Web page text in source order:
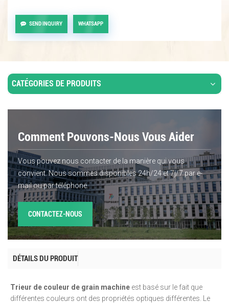
SEND INQUIRY WHATSAPP
CATÉGORIES DE PRODUITS
Comment Pouvons-Nous Vous Aider
Vous pouvez nous contacter de la manière qui vous
convient. Nous sommes disponibles 24h/24 et 7j/7 par e-
mail ou par téléphone.
CONTACTEZ-NOUS
DÉTAILS DU PRODUIT
Trieur de couleur de grain machine est basé sur le fait que
différentes couleurs ont des propriétés optiques différentes. Le